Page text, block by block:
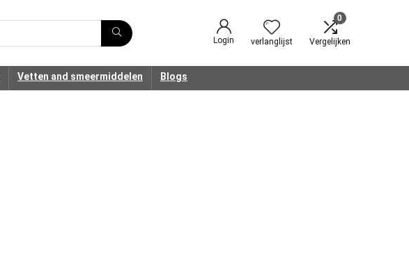
Login verlanglijst
0
Vergelijken
Vetten and smeermiddelen Blogs